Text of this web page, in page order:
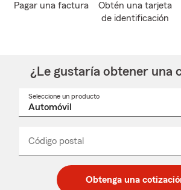
Pagar una factura
Obtén una tarjeta
de identificación
¿Le gustaría obtener una
Seleccione un producto
desplegable
Código postal
de
de
_____
Obtenga una